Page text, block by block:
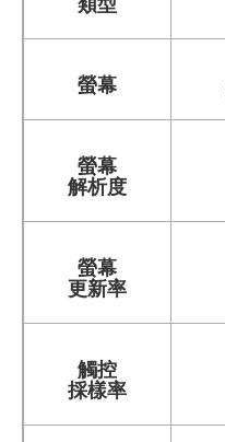
螢幕
螢幕
解析度
螢幕
更新率
觸控
採樣率